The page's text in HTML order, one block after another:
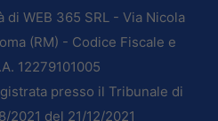
WEB 365 SRL - Via Nicola
(RM) - Codice Fiscale e
12279101005
presso il Tribunale di
2021 del 21/12/2021